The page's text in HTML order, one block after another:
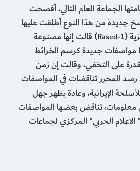
الجماعة العام التالي، أفصحت
جديدة من هذا النوع أطلقت عليها
Rased-1) قالت إنها مصنوعة
مواصفات جديدة كرسم الخرائط
على التخفي، وقالت إن زمن
45 دقيقة. رصد المحرر تناقضات في المواصفات
الإيرانية، وعادة يظهر جهل
معلومات، تناقض بعضها المواصفات
الحربي" المركزي لجماعات